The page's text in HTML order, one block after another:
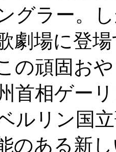
グラー。
劇場に登
の頑固お
首相ゲー
ルリン国
のある新